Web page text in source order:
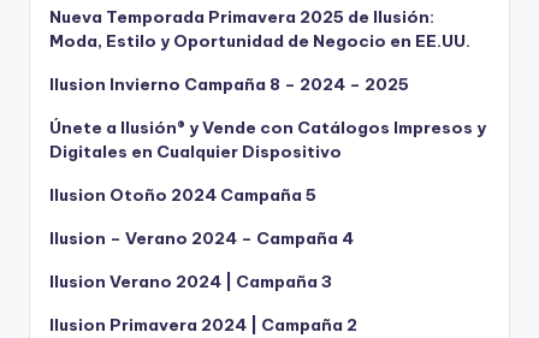
Nueva Temporada Primavera 2025 de Ilusión:
Moda, Estilo y Oportunidad de Negocio en EE.UU.
Ilusion Invierno Campaña 8 – 2024 – 2025
Únete a Ilusión® y Vende con Catálogos Impresos y
Digitales en Cualquier Dispositivo
Ilusion Otoño 2024 Campaña 5
Ilusion – Verano 2024 – Campaña 4
Ilusion Verano 2024 | Campaña 3
Ilusion Primavera 2024 | Campaña 2